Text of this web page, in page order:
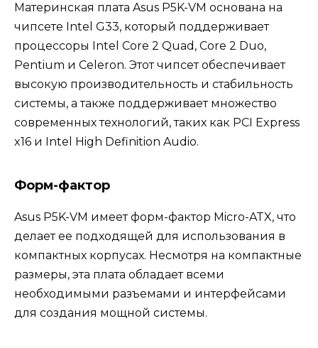
Материнская плата Asus P5K-VM основана на
чипсете Intel G33, который поддерживает
процессоры Intel Core 2 Quad, Core 2 Duo,
Pentium и Celeron. Этот чипсет обеспечивает
высокую производительность и стабильность
системы, а также поддерживает множество
современных технологий, таких как PCI Express
x16 и Intel High Definition Audio.
Форм-фактор
Asus P5K-VM имеет форм-фактор Micro-ATX, что
делает ее подходящей для использования в
компактных корпусах. Несмотря на компактные
размеры, эта плата обладает всеми
необходимыми разъемами и интерфейсами
для создания мощной системы.